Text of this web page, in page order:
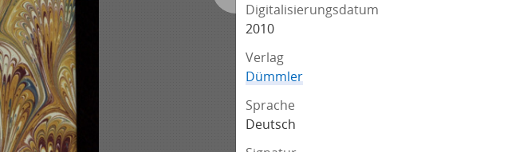
Digitalisierungsdatum
2010
Verlag
Dümmler
Sprache
Deutsch